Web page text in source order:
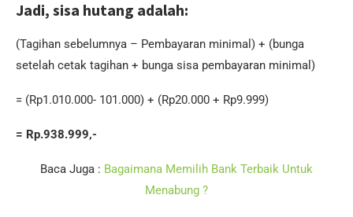
Jadi, sisa hutang adalah:
(Tagihan sebelumnya – Pembayaran minimal) + (bunga
setelah cetak tagihan + bunga sisa pembayaran minimal)
= (Rp1.010.000- 101.000) + (Rp20.000 + Rp9.999)
= Rp.938.999,-
Baca Juga : Bagaimana Memilih Bank Terbaik Untuk
Menabung ?